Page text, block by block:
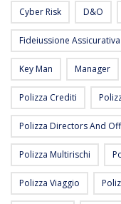
Cyber Risk D&O
Fideiussione Assicurativa
Key Man Manager
Polizza Crediti
Polizza Directors And
Polizza Multirischi
Polizza Viaggio